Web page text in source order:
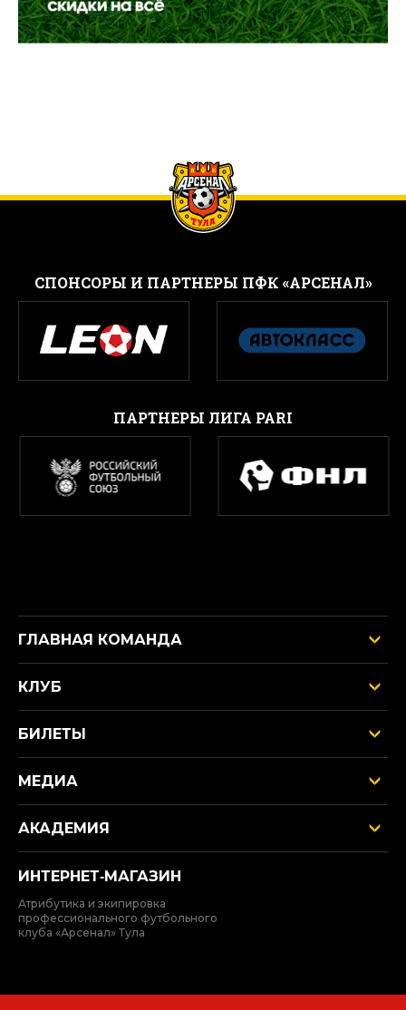
CПОНСОРЫ И ПАРТНЕРЫ ПФК «АРСЕНАЛ»
ПАРТНЕРЫ ЛИГА PARI
ГЛАВНАЯ КОМАНДА
КЛУБ
БИЛЕТЫ
МЕДИА
АКАДЕМИЯ
ИНТЕРНЕТ‑МАГАЗИН
Атрибутика и экипировка
профессионального футбольного
клуба «Арсенал» Тула